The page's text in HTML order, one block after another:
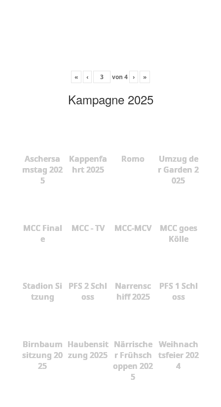
« ‹ von 4 › »
Kampagne 2025
Aschersa
mstag 202
5
Kappenfa
hrt 2025
Romo
Umzug de
r Garden 2
025
MCC Final
e
MCC - TV MCC-MCV
MCC goes
Kölle
Stadion Si
tzung
PFS 2 Schl
oss
Narrensc
hiff 2025
PFS 1 Schl
oss
Birnbaum
sitzung 20
25
Haubensit
zung 2025
Närrische
r Frühsch
oppen 202
5
Weihnach
tsfeier 202
4